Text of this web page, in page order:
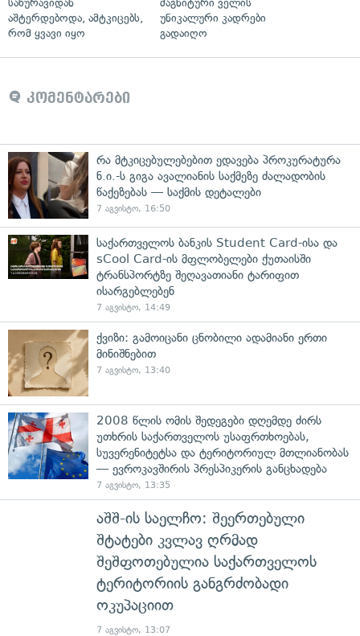
სახურავიდან
აშტერდებოდა, ამტკიცებს,
რომ ყვავი იყო
მაგნიტური ველის
უნიკალური კადრები
გადაიღო
კომენტარები
რა მტკიცებულებებით ედავება პროკურატურა
ნ.ი.-ს გიგა ავალიანის საქმეზე ძალადობის
წაქეზებას — საქმის დეტალები
7 აგვისტო, 16:50
საქართველოს ბანკის Student Card-ისა და
sCool Card-ის მფლობელები ქუთაისში
ტრანსპორტზე შეღავათიანი ტარიფით
ისარგებლებენ
7 აგვისტო, 14:49
ქვიზი: გამოიცანი ცნობილი ადამიანი ერთი
მინიშნებით
7 აგვისტო, 13:40
2008 წლის ომის შედეგები დღემდე ძირს
უთხრის საქართველოს უსაფრთხოებას,
სუვერენიტეტსა და ტერიტორიულ მთლიანობას
— ევროკავშირის პრესპიკერის განცხადება
7 აგვისტო, 13:35
აშშ-ის საელჩო: შეერთებული
შტატები კვლავ ღრმად
შეშფოთებულია საქართველოს
ტერიტორიის განგრძობადი
ოკუპაციით
7 აგვისტო, 13:07